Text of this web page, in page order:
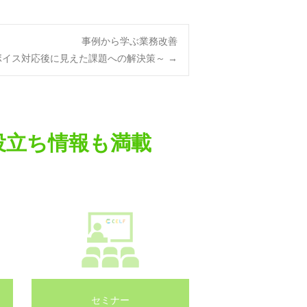
事例から学ぶ業務改善
ス対応後に見えた課題への解決策～
→
ち情報も満載
セミナー